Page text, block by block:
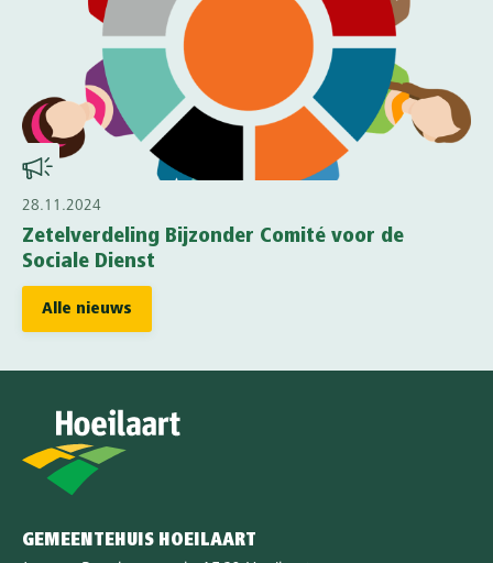
28.11.2024
Zetelverdeling Bijzonder Comité voor de
Sociale Dienst
Alle nieuws
GEMEENTEHUIS HOEILAART